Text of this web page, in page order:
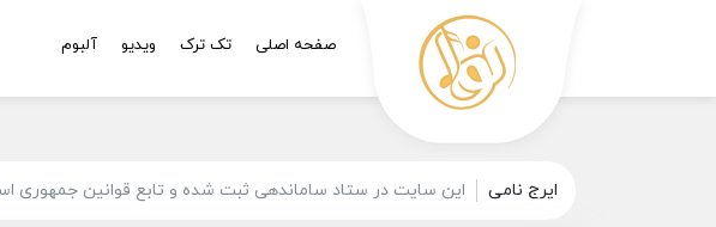
صفحه اصلی تک ترک ویدیو آلبوم
ایرج نامی این سایت در ستاد ساماندهی ثبت شده و تابع قوانین جمهوری